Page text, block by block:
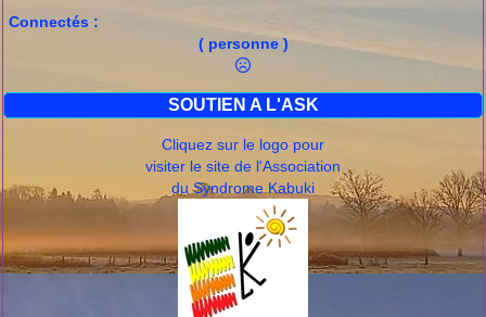
Connectés :
( personne )
SOUTIEN A L'ASK
Cliquez sur le logo pour
visiter le site de l'Association
du Syndrome Kabuki